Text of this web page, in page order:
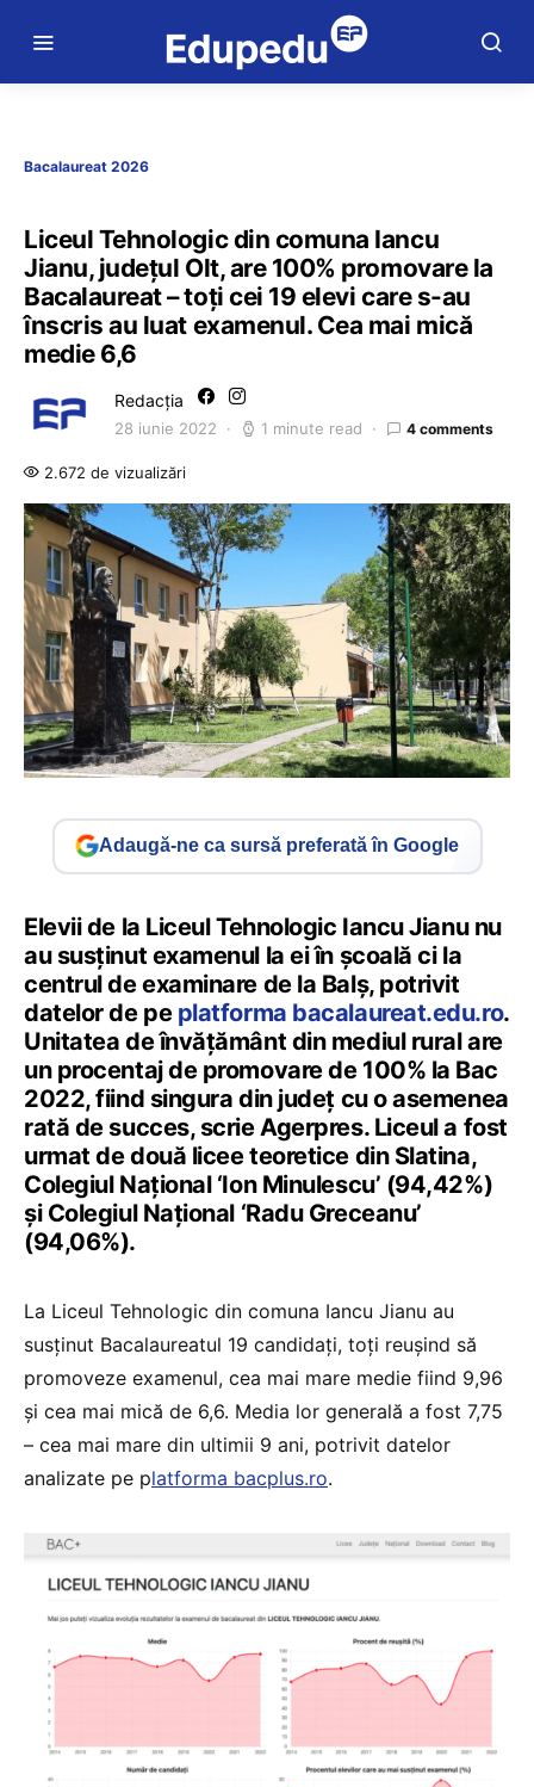
Bacalaureat 2026
Liceul Tehnologic din comuna Iancu
Jianu, județul Olt, are 100% promovare la
Bacalaureat – toți cei 19 elevi care s-au
înscris au luat examenul. Cea mai mică
medie 6,6
Redacția
28 iunie 2022 1 minute read 4 comments
2.672 de vizualizări
Adaugă-ne ca sursă preferată în Google
Elevii de la Liceul Tehnologic Iancu Jianu nu
au susținut examenul la ei în școală ci la
centrul de examinare de la Balș, potrivit
datelor de pe platforma bacalaureat.edu.ro.
Unitatea de învățământ din mediul rural are
un procentaj de promovare de 100% la Bac
2022, fiind singura din judeţ cu o asemenea
rată de succes, scrie Agerpres. Liceul a fost
urmat de două licee teoretice din Slatina,
Colegiul Naţional ‘Ion Minulescu’ (94,42%)
şi Colegiul Naţional ‘Radu Greceanu’
(94,06%).
La Liceul Tehnologic din comuna Iancu Jianu au
susţinut Bacalaureatul 19 candidaţi, toţi reuşind să
promoveze examenul, cea mai mare medie fiind 9,96
şi cea mai mică de 6,6. Media lor generală a fost 7,75
– cea mai mare din ultimii 9 ani, potrivit datelor
analizate pe platforma bacplus.ro.